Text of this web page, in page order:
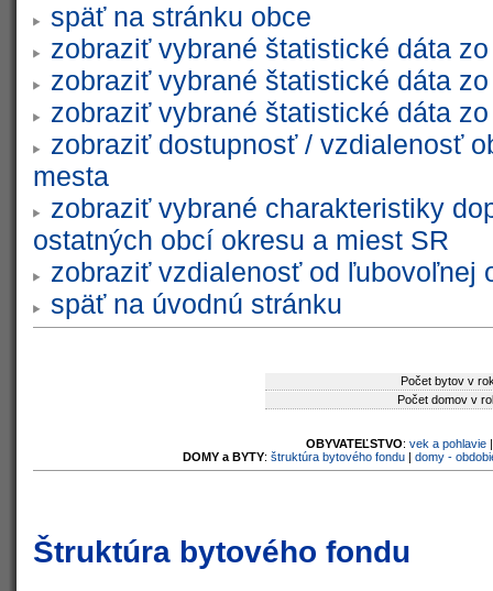
späť na stránku obce
zobraziť vybrané štatistické dáta
zobraziť vybrané štatistické dáta
zobraziť vybrané štatistické dáta
zobraziť dostupnosť / vzdialenosť
mesta
zobraziť vybrané charakteristiky
ostatných obcí okresu a miest SR
zobraziť vzdialenosť od ľubovoľnej
späť na úvodnú stránku
Počet bytov v
Počet domov v
OBYVATEĽSTVO: vek a pohlavie
DOMY a BYTY: štruktúra bytového fondu| domy -
Štruktúra bytového fondu